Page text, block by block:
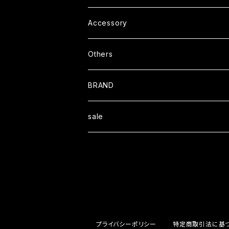
L/S TEE
Outer
Coat
Jacket
Cap
Helmet
Accessory
Others
Boots
Book
BRAND
Blackcompany
sale
プライバシーポリシー 特定商取引法に基